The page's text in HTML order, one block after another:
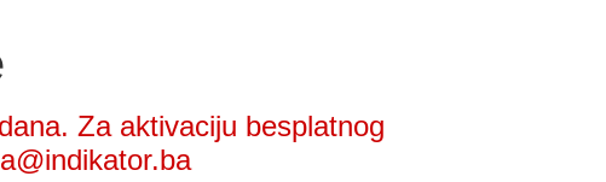
Za aktivaciju besplatnog